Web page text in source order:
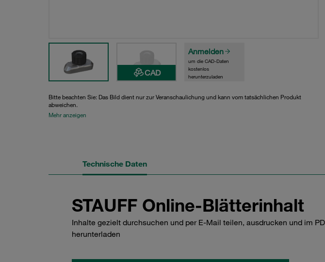
CAD
Anmelden
um die CAD-Daten
kostenlos
herunterzuladen
Bitte beachten Sie: Das Bild dient nur zur Veranschaulichung und kann vom tatsächlichen Produkt
abweichen.
Mehr anzeigen
Technische Daten
STAUFF Online-Blätterinhalt
Inhalte gezielt durchsuchen und per E-Mail teilen, ausdrucken und im
herunterladen